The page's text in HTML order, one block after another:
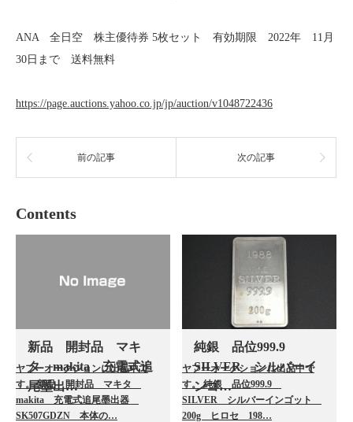
ANA 全日空 株主優待券 5枚セット 有効期限 2022年 11月
30日まで 送料無料
https://page.auctions.yahoo.co.jp/jp/auction/v1048722436
前の記事 次の記事
Contents
新品 開封品 マキ
タ makita 充電式追
尾墨出…
ヤフーオークションに出品中で
す。 新品 開封品 マキタ
makita 充電式追尾墨出器
SK507GDZN 本体の…
純銀 品位999.9
SILVER シルバーイ
ンゴ…
ヤフーオークションに出品中で
す。 純銀 品位999.9
SILVER シルバーインゴット
200g ヒロセ 198…